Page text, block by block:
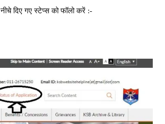
दिए गए स्टेप्स को फॉलो करें :-